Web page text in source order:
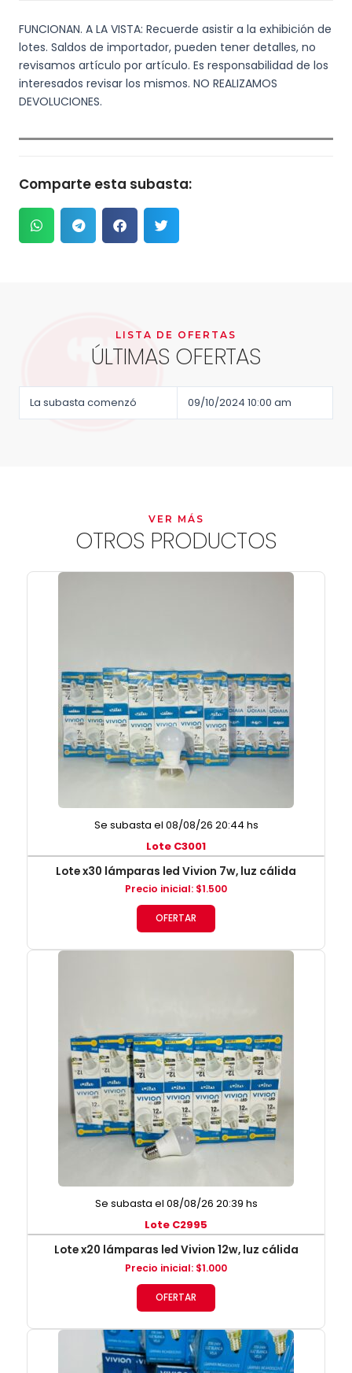
FUNCIONAN. A LA VISTA: Recuerde asistir a la exhibición de
lotes. Saldos de importador, pueden tener detalles, no
revisamos artículo por artículo. Es responsabilidad de los
interesados revisar los mismos. NO REALIZAMOS
DEVOLUCIONES.
Comparte esta subasta:
LISTA DE OFERTAS
ÚLTIMAS OFERTAS
La subasta comenzó 09/10/2024 10:00 am
VER MÁS
OTROS PRODUCTOS
Se subasta el 08/08/26 20:44 hs
Lote C3001
Lote x30 lámparas led Vivion 7w, luz cálida
Precio inicial: $1.500
OFERTAR
Se subasta el 08/08/26 20:39 hs
Lote C2995
Lote x20 lámparas led Vivion 12w, luz cálida
Precio inicial: $1.000
OFERTAR